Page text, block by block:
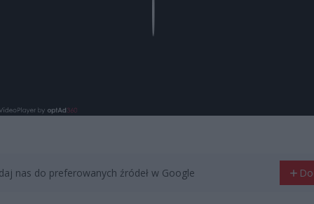
nas do preferowanych źródeł w Google